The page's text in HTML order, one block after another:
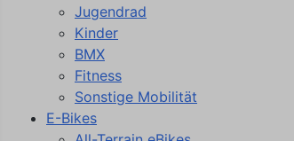
Jugendrad
Kinder
BMX
Fitness
Sonstige Mobilität
E-Bikes